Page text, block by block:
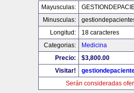
Mayusculas:
Minusculas:
Longitud:
18 caracteres
Categorias:
Medicina
Precio:
$3,800.00
Visitar!
Serán consideradas